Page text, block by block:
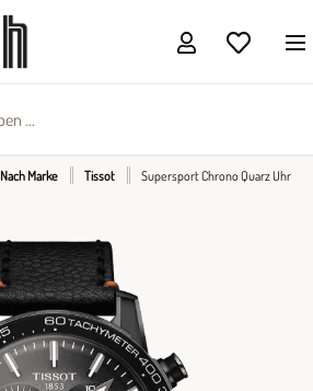
Nach Marke Tissot Supersport Chrono Quarz Uhr